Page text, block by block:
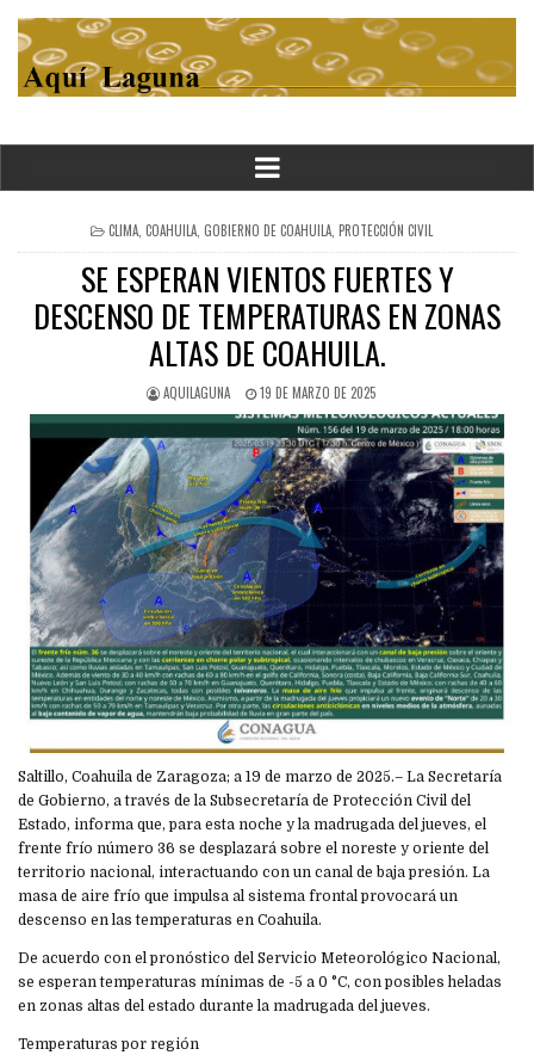
POSTED
IN
CLIMA, COAHUILA, GOBIERNO DE COAHUILA, PROTECCIÓN CIVIL
SE ESPERAN VIENTOS FUERTES Y
DESCENSO DE TEMPERATURAS EN ZONAS
ALTAS DE COAHUILA.
AQUILAGUNA 19 DE MARZO DE 2025
Saltillo, Coahuila de Zaragoza; a 19 de marzo de 2025.– La Secretaría
de Gobierno, a través de la Subsecretaría de Protección Civil del
Estado, informa que, para esta noche y la madrugada del jueves, el
frente frío número 36 se desplazará sobre el noreste y oriente del
territorio nacional, interactuando con un canal de baja presión. La
masa de aire frío que impulsa al sistema frontal provocará un
descenso en las temperaturas en Coahuila.
De acuerdo con el pronóstico del Servicio Meteorológico Nacional,
se esperan temperaturas mínimas de -5 a 0 °C, con posibles heladas
en zonas altas del estado durante la madrugada del jueves.
Temperaturas por región